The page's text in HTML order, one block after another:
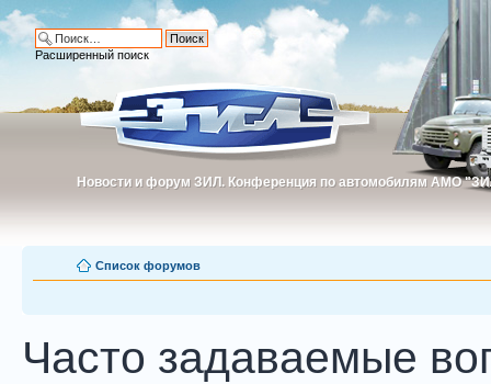
Новости и форум ЗИЛ. Конференция по автомобилям АМО
Новости и форум ЗИЛ. Конференция по автомобилям АМО
Расширенный поиск
Список форумов
Часто задаваемые